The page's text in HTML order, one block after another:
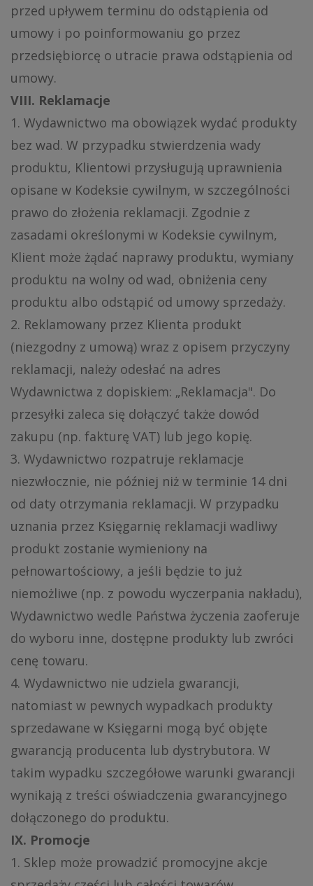
przed upływem terminu do odstąpienia od
umowy i po poinformowaniu go przez
przedsiębiorcę o utracie prawa odstąpienia od
umowy.
VIII. Reklamacje
1. Wydawnictwo ma obowiązek wydać produkty
bez wad. W przypadku stwierdzenia wady
produktu, Klientowi przysługują uprawnienia
opisane w Kodeksie cywilnym, w szczególności
prawo do złożenia reklamacji. Zgodnie z
zasadami określonymi w Kodeksie cywilnym,
Klient może żądać naprawy produktu, wymiany
produktu na wolny od wad, obniżenia ceny
produktu albo odstąpić od umowy sprzedaży.
2. Reklamowany przez Klienta produkt
(niezgodny z umową) wraz z opisem przyczyny
reklamacji, należy odesłać na adres
Wydawnictwa z dopiskiem: „Reklamacja". Do
przesyłki zaleca się dołączyć także dowód
zakupu (np. fakturę VAT) lub jego kopię.
3. Wydawnictwo rozpatruje reklamacje
niezwłocznie, nie później niż w terminie 14 dni
od daty otrzymania reklamacji. W przypadku
uznania przez Księgarnię reklamacji wadliwy
produkt zostanie wymieniony na
pełnowartościowy, a jeśli będzie to już
niemożliwe (np. z powodu wyczerpania nakładu),
Wydawnictwo wedle Państwa życzenia zaoferuje
do wyboru inne, dostępne produkty lub zwróci
cenę towaru.
4. Wydawnictwo nie udziela gwarancji,
natomiast w pewnych wypadkach produkty
sprzedawane w Księgarni mogą być objęte
gwarancją producenta lub dystrybutora. W
takim wypadku szczegółowe warunki gwarancji
wynikają z treści oświadczenia gwarancyjnego
dołączonego do produktu.
IX. Promocje
1. Sklep może prowadzić promocyjne akcje